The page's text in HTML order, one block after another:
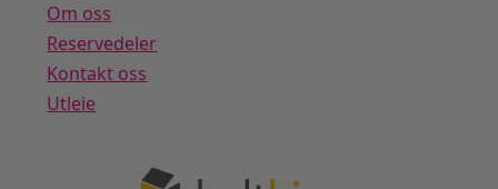
Om oss
Reservedeler
Kontakt oss
Utleie